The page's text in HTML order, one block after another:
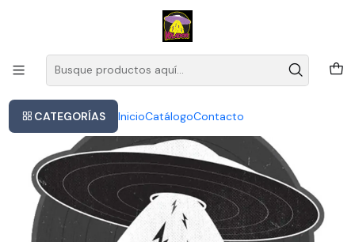
CATEGORÍAS InicioCatálogoContacto
Este es el texto del slide